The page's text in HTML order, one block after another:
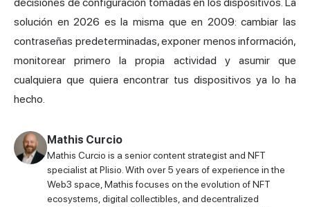
decisiones de configuración tomadas en los dispositivos. La
solución en 2026 es la misma que en 2009: cambiar las
contraseñas predeterminadas, exponer menos información,
monitorear primero la propia actividad y asumir que
cualquiera que quiera encontrar tus dispositivos ya lo ha
hecho.
Mathis Curcio
Mathis Curcio is a senior content strategist and NFT
specialist at Plisio. With over 5 years of experience in the
Web3 space, Mathis focuses on the evolution of NFT
ecosystems, digital collectibles, and decentralized